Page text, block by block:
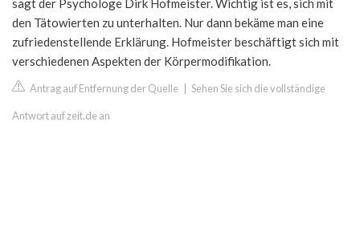
sagt der Psychologe Dirk Hofmeister. Wichtig ist es, sich mit
den Tätowierten zu unterhalten. Nur dann bekäme man eine
zufriedenstellende Erklärung. Hofmeister beschäftigt sich mit
verschiedenen Aspekten der Körpermodifikation.
Antrag auf Entfernung der Quelle Sehen Sie sich die vollständige
Antwort auf zeit.de an